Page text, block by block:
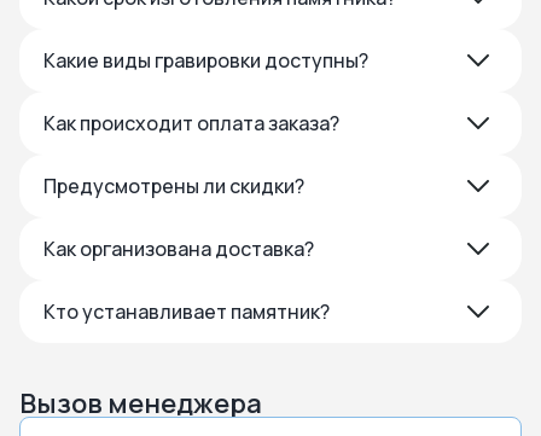
Какие виды гравировки доступны?
Как происходит оплата заказа?
Предусмотрены ли скидки?
Как организована доставка?
Кто устанавливает памятник?
Вызов менеджера